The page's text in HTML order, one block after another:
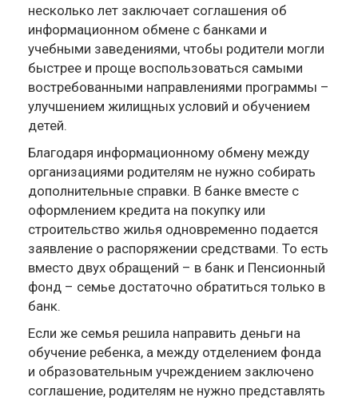
несколько лет заключает соглашения об
информационном обмене с банками и
учебными заведениями, чтобы родители могли
быстрее и проще воспользоваться самыми
востребованными направлениями программы –
улучшением жилищных условий и обучением
детей.
Благодаря информационному обмену между
организациями родителям не нужно собирать
дополнительные справки. В банке вместе с
оформлением кредита на покупку или
строительство жилья одновременно подается
заявление о распоряжении средствами. То есть
вместо двух обращений – в банк и Пенсионный
фонд – семье достаточно обратиться только в
банк.
Если же семья решила направить деньги на
обучение ребенка, а между отделением фонда
и образовательным учреждением заключено
соглашение, родителям не нужно представлять